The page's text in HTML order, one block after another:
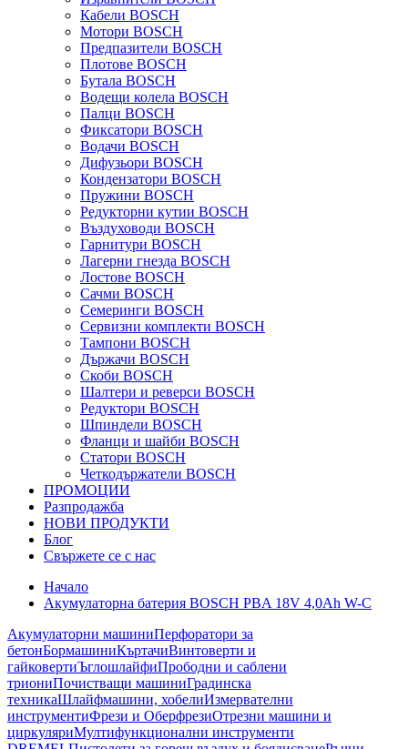
Кабели BOSCH
Мотори BOSCH
Предпазители BOSCH
Плотове BOSCH
Бутала BOSCH
Водещи колела BOSCH
Палци BOSCH
Фиксатори BOSCH
Водачи BOSCH
Дифузьори BOSCH
Кондензатори BOSCH
Пружини BOSCH
Редукторни кутии BOSCH
Въздуховоди BOSCH
Гарнитури BOSCH
Лагерни гнезда BOSCH
Лостове BOSCH
Сачми BOSCH
Семеринги BOSCH
Сервизни комплекти BOSCH
Тампони BOSCH
Държачи BOSCH
Скоби BOSCH
Шалтери и реверси BOSCH
Редуктори BOSCH
Шпиндели BOSCH
Фланци и шайби BOSCH
Статори BOSCH
Четкодържатели BOSCH
ПРОМОЦИИ
Разпродажба
НОВИ ПРОДУКТИ
Блог
Свържете се с нас
Начало
Акумулаторна батерия BOSCH PBA 18V 4,0Ah W-C
Акумулаторни машиниПерфоратори за
бетонБормашиниКъртачиВинтоверти и
гайковертиЪглошлайфиПрободни и саблени
триониПочистващи машиниГрадинска
техникаШлайфмашини, хобелиИзмервателни
инструментиФрези и ОберфрезиОтрезни машини и
циркуляриМултифункционални инструменти